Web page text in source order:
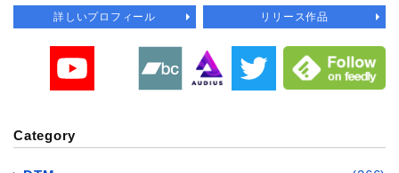
詳しいプロフィール リリース作品
Category